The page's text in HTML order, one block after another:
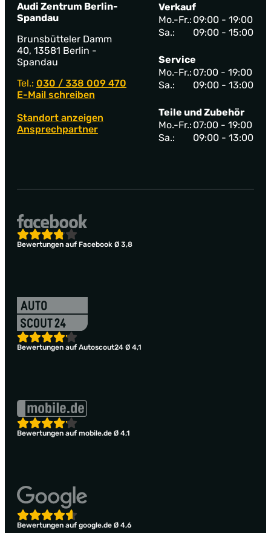
Audi Zentrum Berlin-
Spandau
Brunsbütteler Damm
40, 13581 Berlin -
Spandau
Tel.: 030 / 338 009 470
E-Mail schreiben
Standort anzeigen
Ansprechpartner
Verkauf
Mo.-Fr.: 09:00 - 19:00
Sa.:
09:00 - 15:00
Service
Mo.-Fr.: 07:00 - 19:00
Sa.:
09:00 - 13:00
Teile und Zubehör
Mo.-Fr.: 07:00 - 19:00
Sa.:
09:00 - 13:00
Bewertungen auf Facebook Ø 3,8
Bewertungen auf Autoscout24 Ø 4,1
Bewertungen auf mobile.de Ø 4,1
Bewertungen auf google.de Ø 4,6